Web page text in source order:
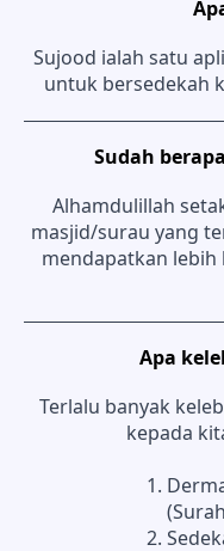
Sujood ialah satu
untuk bersedekah
Sudah
Alhamdulillah
masjid/surau yang
mendapatkan lebih
Apa
Terlalu banyak
kepada
1.
2.